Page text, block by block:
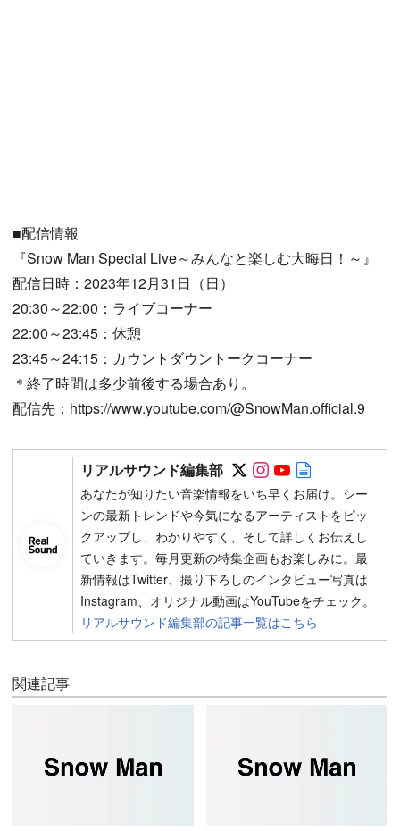
■配信情報
『Snow Man Special Live～みんなと楽しむ大晦日！～』
配信日時：2023年12月31日（日）
20:30～22:00：ライブコーナー
22:00～23:45：休憩
23:45～24:15：カウントダウントークコーナー
＊終了時間は多少前後する場合あり。
配信先：https://www.youtube.com/@SnowMan.official.9
リアルサウンド編集部 Follow on SNS
Follow on SNS
Follow on
あなたが知りたい音楽情報をいち早くお届け。シー
ンの最新トレンドや今気になるアーティストをピッ
クアップし、わかりやすく、そして詳しくお伝えし
ていきます。毎月更新の特集企画もお楽しみに。最
新情報はTwitter、撮り下ろしのインタビュー写真は
Instagram、オリジナル動画はYouTubeをチェック。
リアルサウンド編集部の記事一覧はこちら
関連記事